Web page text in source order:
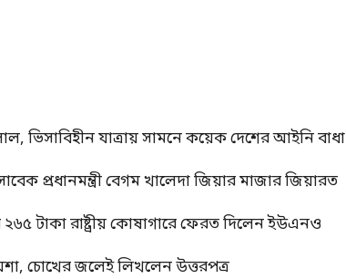
ভিসাবিহীন যাত্রায় সামনে কয়েক দেশের আইনি বাধা
প্রধানমন্ত্রী বেগম খালেদা জিয়ার মাজার জিয়ারত
টাকা রাষ্ট্রীয় কোষাগারে ফেরত দিলেন ইউএনও
চোখের জলেই লিখলেন উত্তরপত্র